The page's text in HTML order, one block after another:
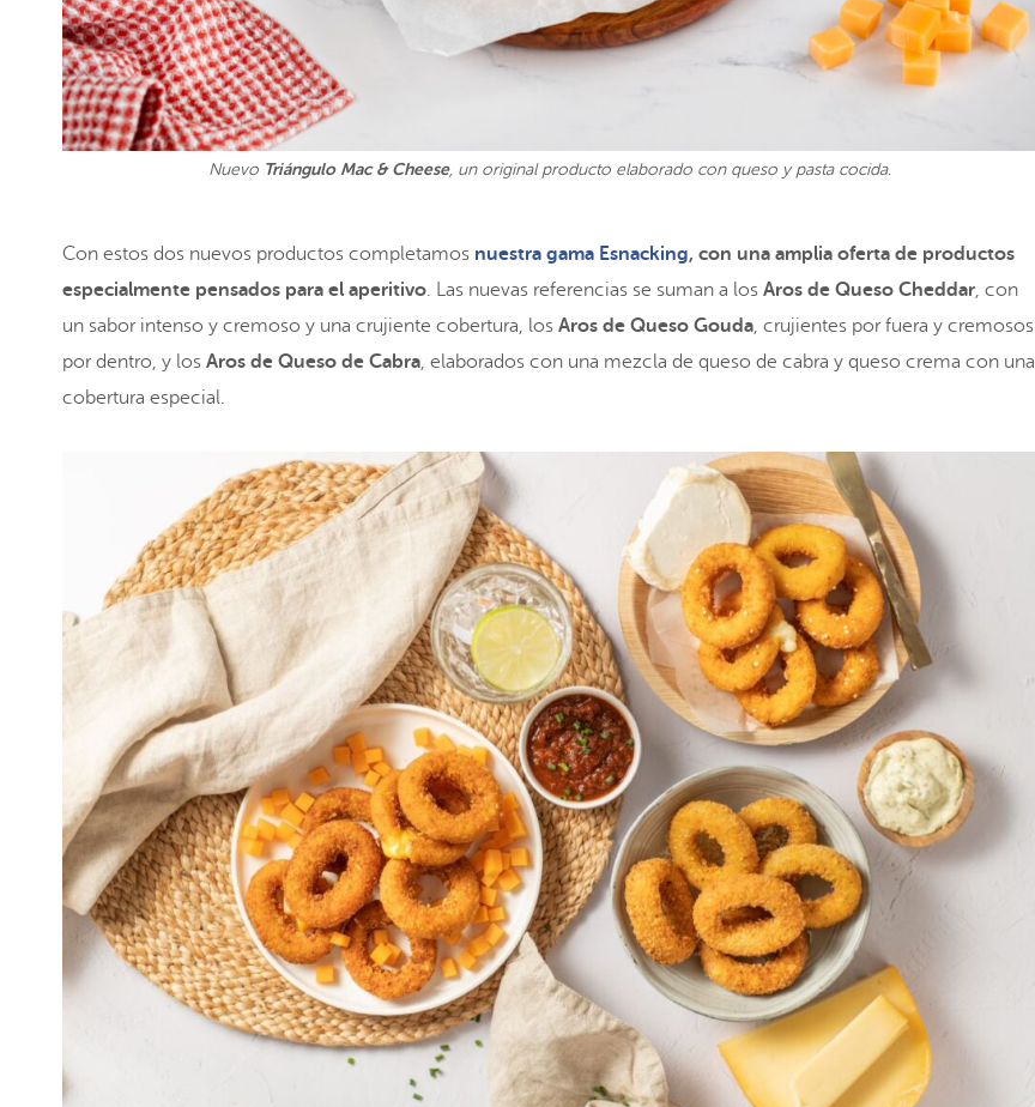
Nuevo Triángulo Mac & Cheese, un original producto elaborado con queso y pasta cocida.
Con estos dos nuevos productos completamos nuestra gama Esnacking, con una amplia oferta de productos
especialmente pensados para el aperitivo . Las nuevas referencias se suman a los Aros de Queso Cheddar , con
un sabor intenso y cremoso y una crujiente cobertura, los Aros de Queso Gouda , crujientes por fuera y cremosos
por dentro, y los Aros de Queso de Cabra , elaborados con una mezcla de queso de cabra y queso crema con una
cobertura especial.